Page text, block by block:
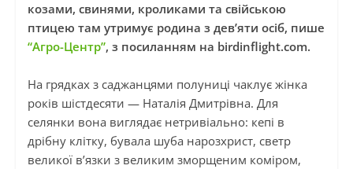
козами, свинями, кроликами та свійською
птицею там утримує родина з дев’яти осіб, пише
“Агро-Центр”, з посиланням на birdinflight.com.
На грядках з саджанцями полуниці чаклує жінка
років шістдесяти — Наталія Дмитрівна. Для
селянки вона виглядає нетривіально: кепі в
дрібну клітку, бувала шуба нарозхрист, светр
великої в’язки з великим зморщеним коміром,